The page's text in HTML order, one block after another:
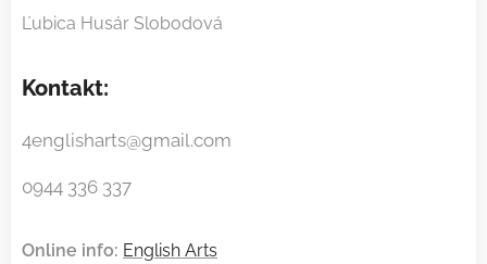
Ľubica Husár Slobodová
Kontakt:
4englisharts@gmail.com
0944 336 337
Online info: English Arts